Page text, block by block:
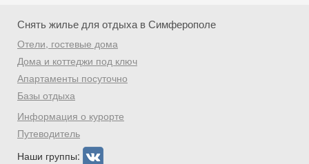
Снять жилье для отдыха в Симферополе
Отели, гостевые дома
Дома и коттеджи под ключ
Апартаменты посуточно
Базы отдыха
Информация о курорте
Путеводитель
Наши группы: